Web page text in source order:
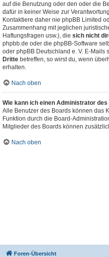
auf die Benutzung oder den oder die
dafür in keiner Weise zur
Kontaktiere daher nie phpBB Limited
Zusammenhang mit jeglichen
Haftungsfragen usw.), die sich nicht
phpbb.de oder die phpBB-Software
oder phpBB Deutschland e. V. E-Mails
Dritte betreffen, so wirst du, wenn
erhalten.
Nach oben
Wie kann ich einen Administrator
Alle Benutzer des Boards können das
Funktion durch die Board-
Mitglieder des Boards können
Nach oben
Foren-Übersicht